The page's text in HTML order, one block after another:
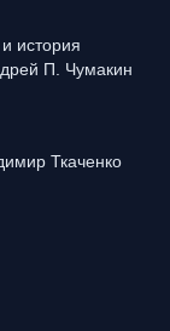
история
П. Чумакин
Ткаченко